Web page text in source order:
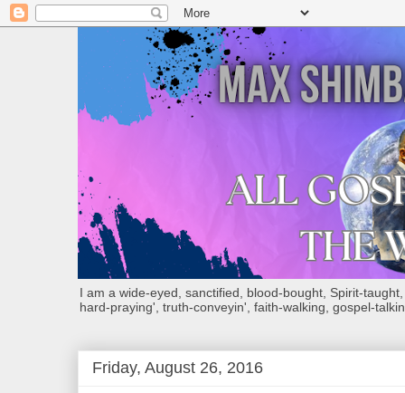
I am a wide-eyed, sanctified, blood-bought, Spirit-
hard-praying', truth-conveyin', faith-walking, gospel-
Friday, August 26, 2016